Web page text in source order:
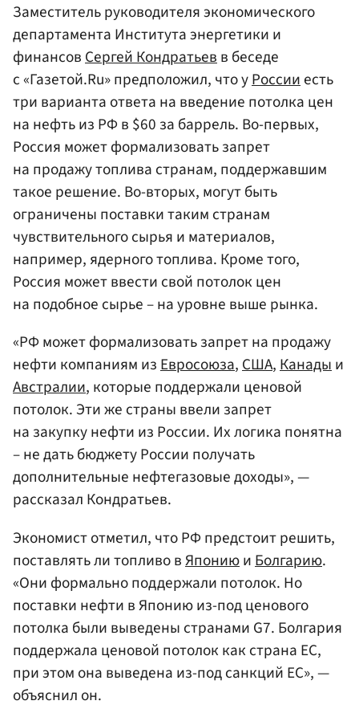
Заместитель руководителя экономического
департамента Института энергетики и
финансовСергей Кондратьевв беседе
с «Газетой.Ru» предположил, что уРоссииесть
три варианта ответа на введение потолка цен
на нефть из РФ в $60 за баррель. Во-первых,
Россия может формализовать запрет
на продажу топлива странам, поддержавшим
такое решение. Во-вторых, могут быть
ограничены поставки таким странам
чувствительного сырья и материалов,
например, ядерного топлива. Кроме того,
Россия может ввести свой потолок цен
на подобное сырье – на уровне выше рынка.
«РФ может формализовать запрет на продажу
нефти компаниям изЕвросоюза,США,Канадыи
Австралии, которые поддержали ценовой
потолок. Эти же страны ввели запрет
на закупку нефти из России. Их логика понятна
– не дать бюджету России получать
дополнительные нефтегазовые доходы», —
рассказал Кондратьев.
Экономист отметил, что РФ предстоит решить,
поставлять ли топливо вЯпониюи Болгарию.
«Они формально поддержали потолок. Но
поставки нефти в Японию из-под ценового
потолка были выведены странами G7. Болгария
поддержала ценовой потолок как страна ЕС,
при этом она выведена из-под санкций ЕС», —
объяснил он.